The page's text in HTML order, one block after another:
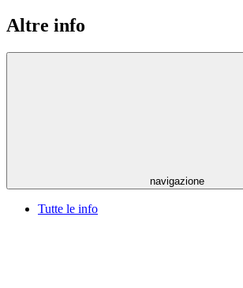
Altre info
navigazione
Tutte le info